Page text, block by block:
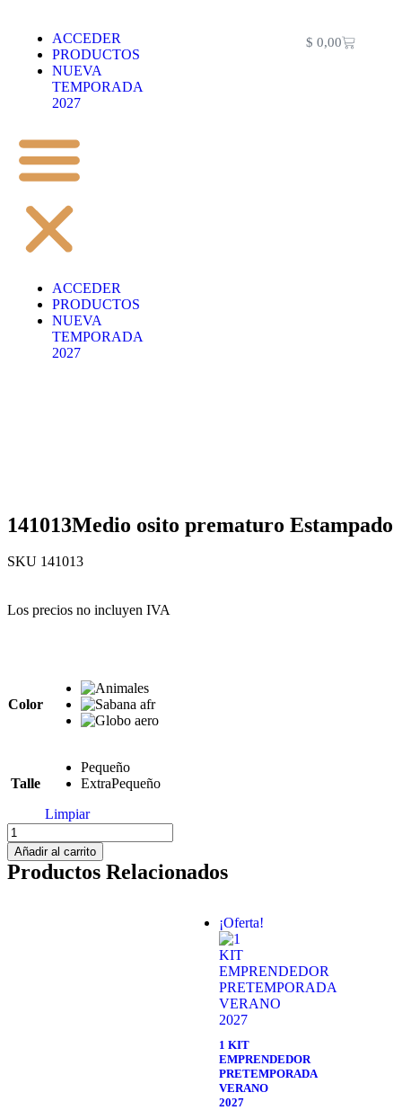
ACCEDER
PRODUCTOS
NUEVA
TEMPORADA
2027
ACCEDER
PRODUCTOS
NUEVA
TEMPORADA
2027
$ 0,00
141013Medio osito prematuro Estampado
SKU 141013
Los precios no incluyen IVA
Color
Talle
Pequeño
ExtraPequeño
Limpiar
Añadir al carrito
Productos Relacionados
¡Oferta!
1 KIT
EMPRENDEDOR
PRETEMPORADA
VERANO
2027